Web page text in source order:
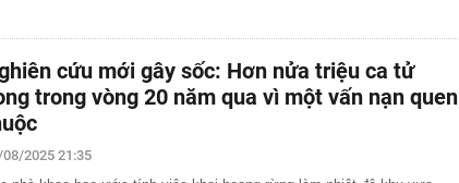
hàng lại có hình chữ nhật bo tròn 4 góc?
cứu mới gây sốc: Hơn nửa triệu ca tử
trong vòng 20 năm qua vì một vấn nạn quen
2025 21:35